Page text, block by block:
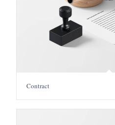
Contract